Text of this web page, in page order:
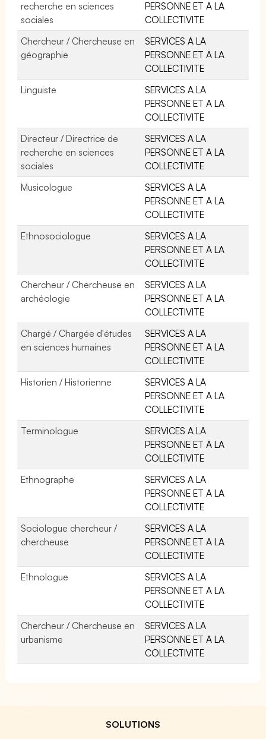
recherche en sciences
sociales
PERSONNE ET A LA
COLLECTIVITE
Chercheur / Chercheuse en
géographie
SERVICES A LA
PERSONNE ET A LA
COLLECTIVITE
Linguiste
SERVICES A LA
PERSONNE ET A LA
COLLECTIVITE
Directeur / Directrice de
recherche en sciences
sociales
SERVICES A LA
PERSONNE ET A LA
COLLECTIVITE
Musicologue
SERVICES A LA
PERSONNE ET A LA
COLLECTIVITE
Ethnosociologue
SERVICES A LA
PERSONNE ET A LA
COLLECTIVITE
Chercheur / Chercheuse en
archéologie
SERVICES A LA
PERSONNE ET A LA
COLLECTIVITE
Chargé / Chargée d'études
en sciences humaines
SERVICES A LA
PERSONNE ET A LA
COLLECTIVITE
Historien / Historienne
SERVICES A LA
PERSONNE ET A LA
COLLECTIVITE
Terminologue
SERVICES A LA
PERSONNE ET A LA
COLLECTIVITE
Ethnographe
SERVICES A LA
PERSONNE ET A LA
COLLECTIVITE
Sociologue chercheur /
chercheuse
SERVICES A LA
PERSONNE ET A LA
COLLECTIVITE
Ethnologue
SERVICES A LA
PERSONNE ET A LA
COLLECTIVITE
Chercheur / Chercheuse en
urbanisme
SERVICES A LA
PERSONNE ET A LA
COLLECTIVITE
SOLUTIONS